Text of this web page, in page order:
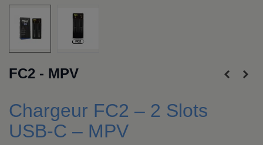
FC2 - MPV
Chargeur FC2 – 2 Slots
USB-C – MPV